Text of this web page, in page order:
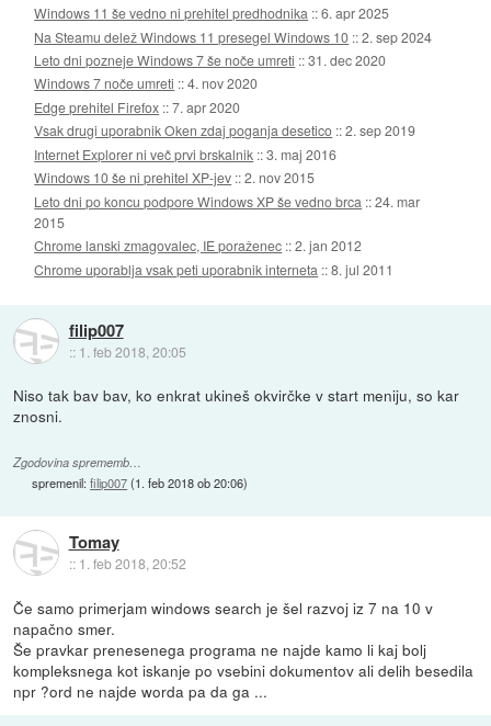
Windows 11 še vedno ni prehitel predhodnika ::6. apr 2025
Na Steamu delež Windows 11 presegel Windows 10 ::2. sep 2024
Leto dni pozneje Windows 7 še noče umreti ::31. dec 2020
Windows 7 noče umreti ::4. nov 2020
Edge prehitel Firefox ::7. apr 2020
Vsak drugi uporabnik Oken zdaj poganja desetico ::2. sep 2019
Internet Explorer ni več prvi brskalnik ::3. maj 2016
Windows 10 še ni prehitel XP-jev ::2. nov 2015
Leto dni po koncu podpore Windows XP še vedno brca ::24. mar
2015
Chrome lanski zmagovalec, IE poraženec ::2. jan 2012
Chrome uporablja vsak peti uporabnik interneta ::8. jul 2011
filip007
:: 1. feb 2018, 20:05
Niso tak bav bav, ko enkrat ukineš okvirčke v start meniju, so kar
znosni.
Zgodovina sprememb…
spremenil:filip007(1. feb 2018 ob 20:06)
Tomay
:: 1. feb 2018, 20:52
Če samo primerjam windows search je šel razvoj iz 7 na 10 v
napačno smer.
Še pravkar prenesenega programa ne najde kamo li kaj bolj
kompleksnega kot iskanje po vsebini dokumentov ali delih besedila
npr ?ord ne najde worda pa da ga ...